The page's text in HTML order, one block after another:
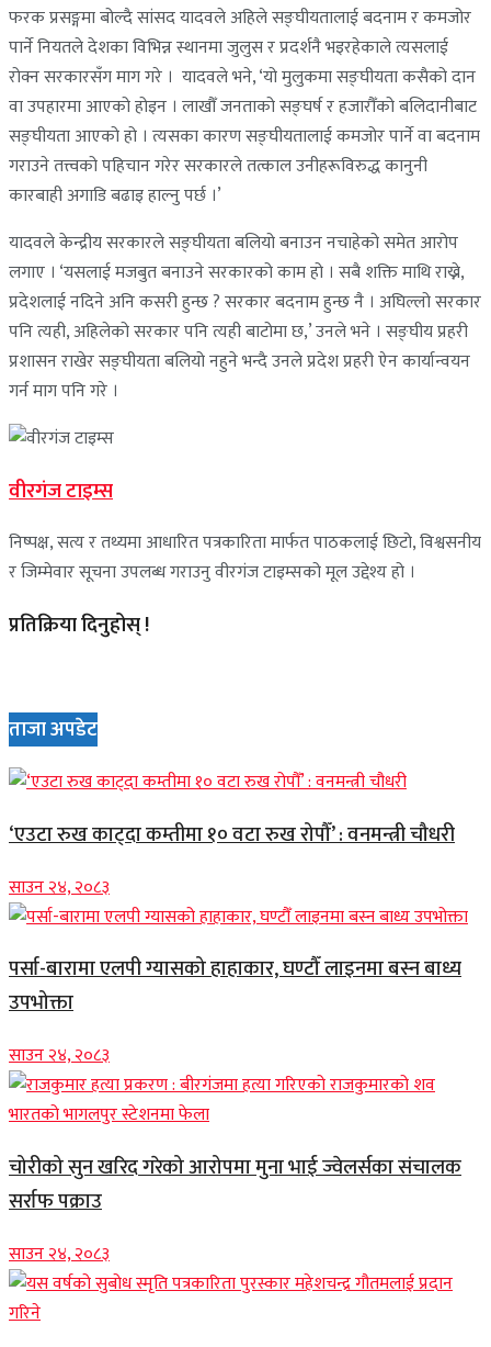
फरक प्रसङ्गमा बोल्दै सांसद यादवले अहिले सङ्घीयतालाई बदनाम र कमजोर
पार्ने नियतले देशका विभिन्न स्थानमा जुलुस र प्रदर्शनै भइरहेकाले त्यसलाई
रोक्न सरकारसँग माग गरे । यादवले भने, ‘यो मुलुकमा सङ्घीयता कसैको दान
वा उपहारमा आएको होइन । लाखौँ जनताको सङ्घर्ष र हजारौँको बलिदानीबाट
सङ्घीयता आएको हो । त्यसका कारण सङ्घीयतालाई कमजोर पार्ने वा बदनाम
गराउने तत्त्वको पहिचान गरेर सरकारले तत्काल उनीहरूविरुद्ध कानुनी
कारबाही अगाडि बढाइ हाल्नु पर्छ ।’
यादवले केन्द्रीय सरकारले सङ्घीयता बलियो बनाउन नचाहेको समेत आरोप
लगाए । ‘यसलाई मजबुत बनाउने सरकारको काम हो । सबै शक्ति माथि राख्ने,
प्रदेशलाई नदिने अनि कसरी हुन्छ ? सरकार बदनाम हुन्छ नै । अघिल्लो सरकार
पनि त्यही, अहिलेको सरकार पनि त्यही बाटोमा छ,’ उनले भने । सङ्घीय प्रहरी
प्रशासन राखेर सङ्घीयता बलियो नहुने भन्दै उनले प्रदेश प्रहरी ऐन कार्यान्वयन
गर्न माग पनि गरे ।
वीरगंज टाइम्स
निष्पक्ष, सत्य र तथ्यमा आधारित पत्रकारिता मार्फत पाठकलाई छिटो, विश्वसनीय
र जिम्मेवार सूचना उपलब्ध गराउनु वीरगंज टाइम्सको मूल उद्देश्य हो ।
प्रतिक्रिया दिनुहोस् !
ताजा अपडेट
‘एउटा रुख काट्दा कम्तीमा १० वटा रुख रोपौँ’ : वनमन्त्री चौधरी
साउन २४, २०८३
पर्सा-बारामा एलपी ग्यासको हाहाकार, घण्टौँ लाइनमा बस्न बाध्य
उपभोक्ता
साउन २४, २०८३
चोरीको सुन खरिद गरेको आरोपमा मुना भाई ज्वेलर्सका संचालक
सर्राफ पक्राउ
साउन २४, २०८३